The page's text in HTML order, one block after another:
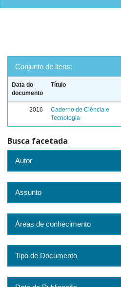
Conjunto de itens:
Data do
documento
Título
2016
Caderno de Ciência e
Tecnologia
Busca facetada
Autor
Assunto
Áreas de conhecimento
Tipo de Documento